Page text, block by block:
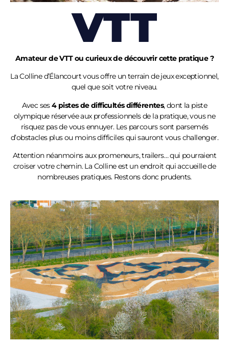
VTT
Amateur de VTT ou curieux de découvrir cette pratique ?
La Collined’Élancourtvous offre un terrain de jeux exceptionnel,
quel que soit votre niveau.
Avec ses4 pistes de difficultés différentes, dont la piste
olympique réservée aux professionnels de la pratique, vous ne
risquez pas de vous ennuyer. Les parcours sont parsemés
d’obstacles plus ou moins difficiles qui sauront vous challenger.
Attention néanmoins aux promeneurs, trailers… qui pourraient
croiser votre chemin. La Colline est un endroit qui accueille de
nombreuses pratiques. Restons donc prudents.